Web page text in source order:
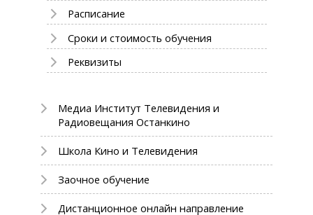
Расписание
Сроки и стоимость обучения
Реквизиты
Медиа Институт Телевидения и
Радиовещания Останкино
Школа Кино и Телевидения
Заочное обучение
Дистанционное онлайн направление